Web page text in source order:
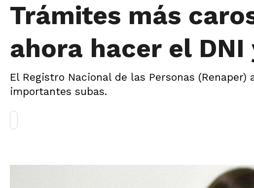
Trámites más
ahora hacer el
El Registro Nacional de las Personas
importantes subas.